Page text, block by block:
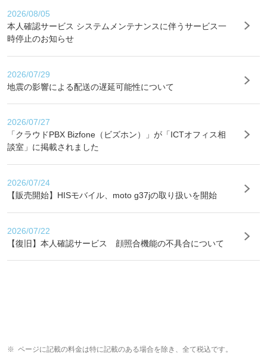
2026/08/05
本人確認サービス システムメンテナンスに伴うサービス一
時停止のお知らせ
2026/07/29
地震の影響による配送の遅延可能性について
2026/07/27
「クラウドPBX Bizfone（ビズホン）」が「ICTオフィス相
談室」に掲載されました
2026/07/24
【販売開始】HISモバイル、moto g37jの取り扱いを開始
2026/07/22
【復旧】本人確認サービス 顔照合機能の不具合について
ページに記載の料金は特に記載のある場合を除き、全て税込です。